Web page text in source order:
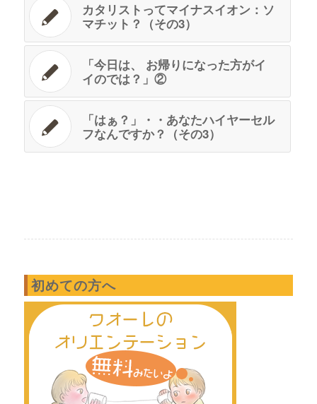
カタリストってマイナスイオン：ソ
マチット？（その3）
「今日は、 お帰りになった方がイ
イのでは？」②
「はぁ？」・・あなたハイヤーセル
フなんですか？（その3）
初めての方へ